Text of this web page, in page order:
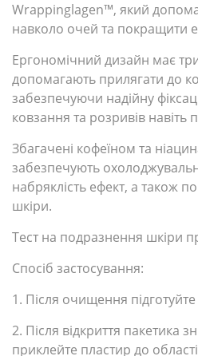
Wrappinglagen™, який
навколо очей та покращити
Ергономічний дизайн має
допомагають прилягати до
забезпечуючи надійну
ковзання та розривів навіть
Збагачені кофеїном та
забезпечують
набряклість ефект, а також
шкіри.
Тест на подразнення шкіри
Спосіб застосування:
1. Після очищення
2. Після відкриття пакетика
приклейте пластир до